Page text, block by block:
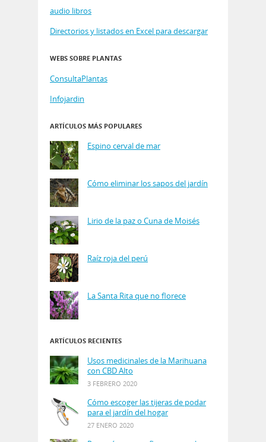
audio libros
Directorios y listados en Excel para descargar
WEBS SOBRE PLANTAS
ConsultaPlantas
Infojardin
ARTÍCULOS MÁS POPULARES
Espino cerval de mar
Cómo eliminar los sapos del jardín
Lirio de la paz o Cuna de Moisés
Raíz roja del perú
La Santa Rita que no florece
ARTÍCULOS RECIENTES
Usos medicinales de la Marihuana
con CBD Alto
3 FEBRERO 2020
Cómo escoger las tijeras de podar
para el jardín del hogar
27 ENERO 2020